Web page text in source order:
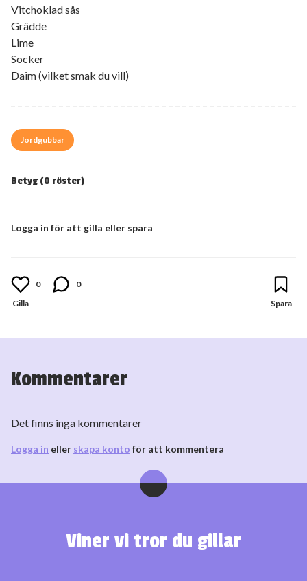
Vitchoklad sås
Grädde
Lime
Socker
Daim (vilket smak du vill)
Jordgubbar
Betyg (0 röster)
Logga in för att gilla eller spara
0 0
Kommentarer
Det finns inga kommentarer
Logga in eller skapa konto för att kommentera
Viner vi tror du gillar